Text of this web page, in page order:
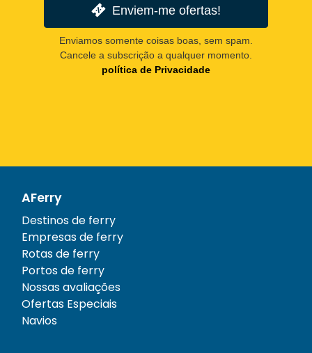
Enviem-me ofertas!
Enviamos somente coisas boas, sem spam.
Cancele a subscrição a qualquer momento.
política de Privacidade
AFerry
Destinos de ferry
Empresas de ferry
Rotas de ferry
Portos de ferry
Nossas avaliações
Ofertas Especiais
Navios